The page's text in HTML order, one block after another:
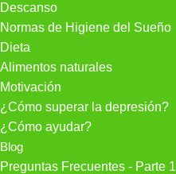
Descanso
Normas de Higiene del Sueño
Dieta
Alimentos naturales
Motivación
¿Cómo superar la depresión?
¿Cómo ayudar?
Blog
Preguntas Frecuentes - Parte 1